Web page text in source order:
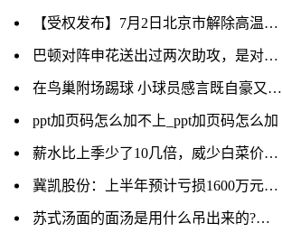
【受权发布】7月2日北京市解除高温黄色预警信号-世界今日报
巴顿对阵申花送出过两次助攻，是对阵单一对手并列最多的_资讯
在鸟巢附场踢球 小球员感言既自豪又兴奋
ppt加页码怎么加不上_ppt加页码怎么加
薪水比上季少了10几倍，威少白菜价留快船冲冠，也给自己留了一手_当前快讯
冀凯股份：上半年预计亏损1600万元–2100万元|世界微速讯
苏式汤面的面汤是用什么吊出来的?要加香料吗?